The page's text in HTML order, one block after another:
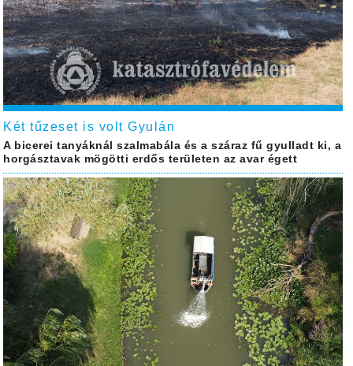
Két tűzeset is volt Gyulán
A bicerei tanyáknál szalmabála és a száraz fű gyulladt ki, a
horgásztavak mögötti erdős területen az avar égett